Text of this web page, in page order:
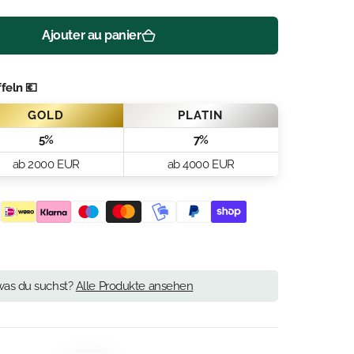
2
des
supports
dans
la
vue
la
galerie
Ajouter au panier
💶
GOLD
PLATIN
5%
7%
ab 2000 EUR ab 4000 EUR
du suchst?Alle Produkte ansehen